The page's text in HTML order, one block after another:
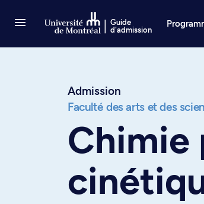
Guide
d'admission
Admission
Faculté des arts et des
Chimie